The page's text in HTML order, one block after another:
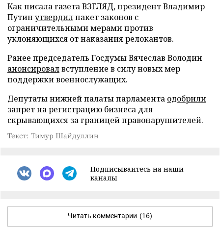
Как писала газета ВЗГЛЯД, президент Владимир
Путин утвердилпакет законов с
ограничительными мерами против
уклоняющихся от наказания релокантов.
Ранее председатель Госдумы Вячеслав Володин
анонсировалвступление в силу новых мер
поддержки военнослужащих.
Депутаты нижней палаты парламента одобрили
запрет на регистрацию бизнеса для
скрывающихся за границей правонарушителей.
Текст: Тимур Шайдуллин
Подписывайтесь на наши
каналы
Читать комментарии (16)